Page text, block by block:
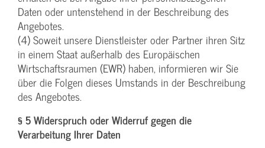
Daten oder untenstehend in der Beschreibung des
Angebotes.
(4) Soweit unsere Dienstleister oder Partner ihren Sitz
in einem Staat außerhalb des Europäischen
Wirtschaftsraumen (EWR) haben, informieren wir Sie
über die Folgen dieses Umstands in der Beschreibung
des Angebotes.
§ 5 Widerspruch oder Widerruf gegen die
Verarbeitung Ihrer Daten